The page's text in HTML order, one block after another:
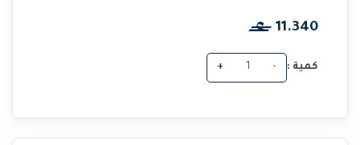
11.340
كمية : -
+